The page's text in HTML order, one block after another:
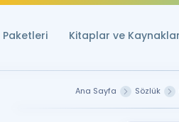
Paketleri Kitaplar ve Kaynaklar
Ana Sayfa Sözlük